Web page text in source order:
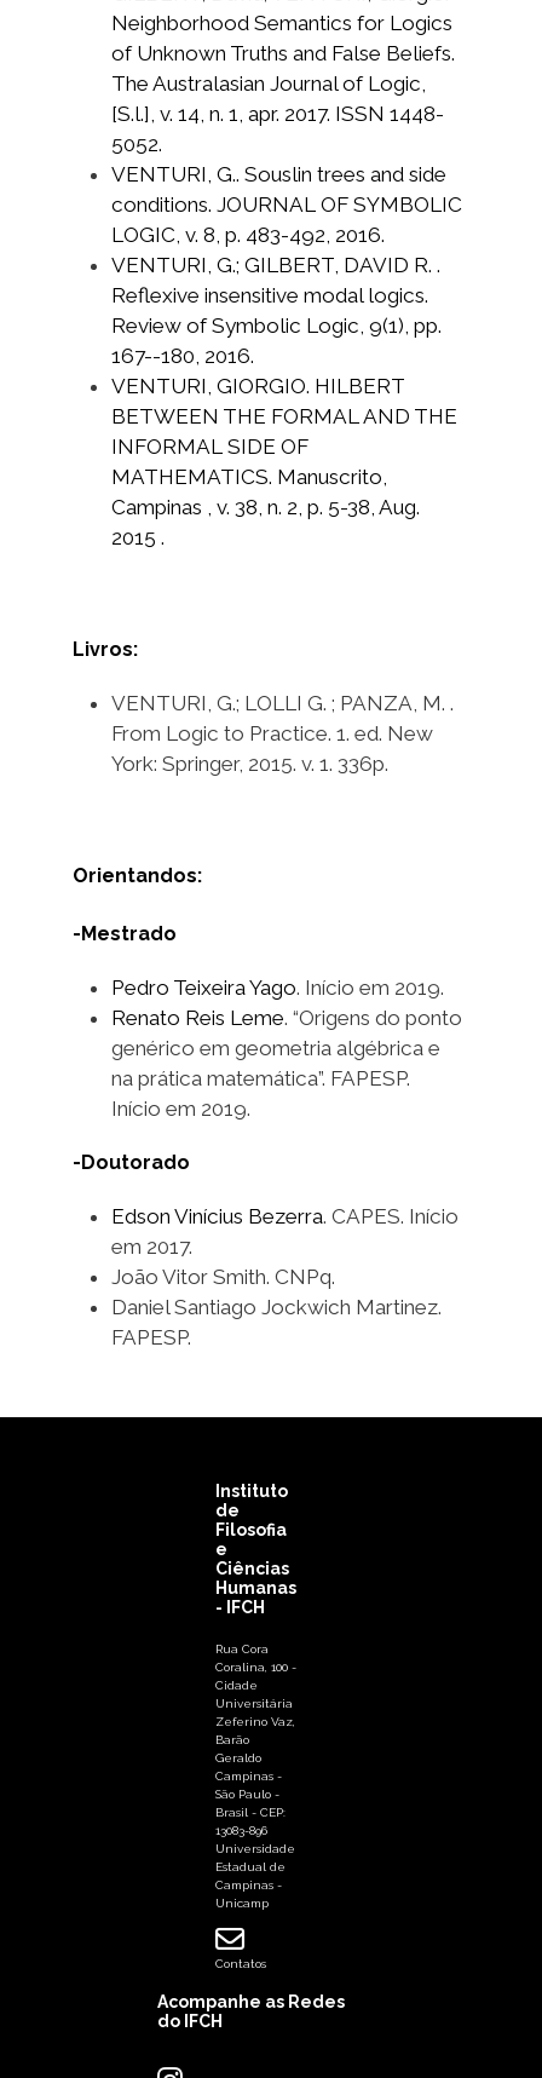
Neighborhood Semantics for Logics
of Unknown Truths and False Beliefs.
The Australasian Journal of Logic,
[S.l.], v. 14, n. 1, apr. 2017. ISSN 1448-
5052.
VENTURI, G.. Souslin trees and side
conditions. JOURNAL OF SYMBOLIC
LOGIC, v. 8, p. 483-492, 2016.
VENTURI, G.; GILBERT, DAVID R. .
Reflexive insensitive modal logics.
Review of Symbolic Logic, 9(1), pp.
167--180, 2016.
VENTURI, GIORGIO. HILBERT
BETWEEN THE FORMAL AND THE
INFORMAL SIDE OF
MATHEMATICS. Manuscrito,
Campinas , v. 38, n. 2, p. 5-38, Aug.
2015 .
Livros:
VENTURI, G.; LOLLI G. ; PANZA, M. .
From Logic to Practice. 1. ed. New
York: Springer, 2015. v. 1. 336p.
Orientandos:
-Mestrado
Pedro Teixeira Yago. Início em 2019.
Renato Reis Leme. “Origens do ponto
genérico em geometria algébrica e
na prática matemática”. FAPESP.
Início em 2019.
-Doutorado
Edson Vinícius Bezerra. CAPES. Início
em 2017.
João Vitor Smith. CNPq.
Daniel Santiago Jockwich Martinez.
FAPESP.
Instituto
de
Filosofia
e
Ciências
Humanas
- IFCH
Rua Cora
Coralina, 100 -
Cidade
Universitária
Zeferino Vaz,
Barão
Geraldo
Campinas -
São Paulo -
Brasil - CEP:
13083-896
Universidade
Estadual de
Campinas -
Unicamp
Contatos
Acompanhe as Redes
do IFCH